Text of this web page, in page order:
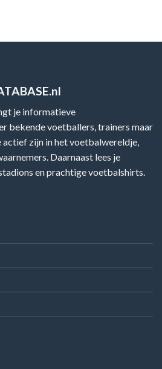
je informatieve
bekende voetballers, trainers maar
actief zijn in het voetbalwereldje,
Daarnaast lees je
en prachtige voetbalshirts.